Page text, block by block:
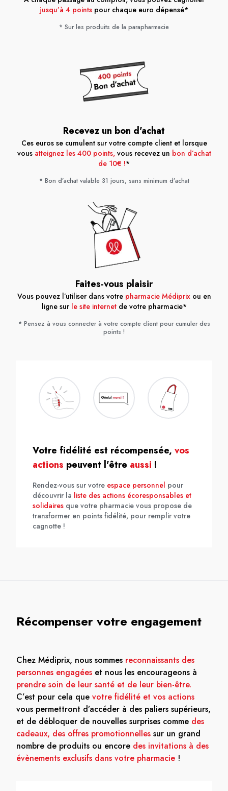
jusqu’à 4 points pour chaque euro dépensé*
* Sur les produits de la parapharmacie
Recevez un bon d'achat
Ces euros se cumulent sur votre compte client et lorsque
vous atteignez les 400 points,vous recevez un bon d’achat
de 10€ !*
* Bon d’achat valable 31 jours, sans minimum d’achat
Faites-vous plaisir
Vous pouvez l’utiliser dans votre pharmacie Médiprixou en
ligne sur le site internetde votre pharmacie*
* Pensez à vous connecter à votre compte client pour cumuler des
points !
Votre fidélité est récompensée, vos
actions peuvent l'être aussi !
Rendez-vous sur votre espace personnel pour
découvrir la liste des actions écoresponsables et
solidaires que votre pharmacie vous propose de
transformer en points fidélité, pour remplir votre
cagnotte !
Récompenser votre engagement
Chez Médiprix, nous sommes reconnaissants des
personnes engagées et nous les encourageons à
prendre soin de leur santé et de leur bien-être.
C’est pour cela que votre fidélité et vos actions
vous permettront d’accéder à des paliers supérieurs,
et de débloquer de nouvelles surprises comme des
cadeaux, des offres promotionnelles sur un grand
nombre de produits ou encore des invitations à des
évènements exclusifs dans votre pharmacie !